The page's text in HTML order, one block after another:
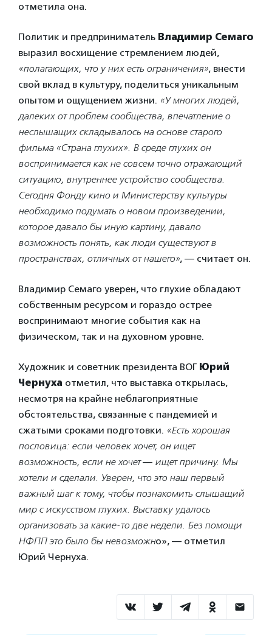
отметила она.
Политик и предприниматель Владимир Семаго
выразил восхищение стремлением людей,
«полагающих, что у них есть ограничения», внести
свой вклад в культуру, поделиться уникальным
опытом и ощущением жизни. «У многих людей,
далеких от проблем сообщества, впечатление о
неслышащих складывалось на основе старого
фильма «Страна глухих». В среде глухих он
воспринимается как не совсем точно отражающий
ситуацию, внутреннее устройство сообщества.
Сегодня Фонду кино и Министерству культуры
необходимо подумать о новом произведении,
которое давало бы иную картину, давало
возможность понять, как люди существуют в
пространствах, отличных от нашего», — считает он.
Владимир Семаго уверен, что глухие обладают
собственным ресурсом и гораздо острее
воспринимают многие события как на
физическом, так и на духовном уровне.
Художник и советник президента ВОГ Юрий
Чернуха отметил, что выставка открылась,
несмотря на крайне неблагоприятные
обстоятельства, связанные с пандемией и
сжатыми сроками подготовки. «Есть хорошая
пословица: если человек хочет, он ищет
возможность, если не хочет— ищет причину. Мы
хотели и сделали. Уверен, что это наш первый
важный шаг к тому, чтобы познакомить слышащий
мир с искусством глухих. Выставку удалось
организовать за какие-то две недели. Без помощи
НФПП это было бы невозможно», — отметил
Юрий Чернуха.